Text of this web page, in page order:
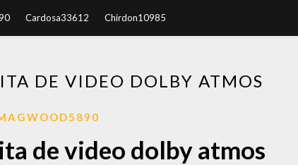
Cardosa33612 Chirdon10985
DE VIDEO DOLBY ATMOS
de video dolby atmos